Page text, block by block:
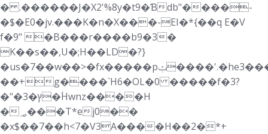
� .������J�X2'%8y�t9�Ɓdb"����-
�$�E0�jv.���K�n�X���-EI�*{��q Ε�V
f�9" �B���r����b9�3�
K��s��,U�;H��LD�?}
�us�7��w��>�fx�����pݑ����'.�he3���
��+g����`H6�OL�0 �����f�3?
�"�ץ�3�ؑHwnz����H
�؃���T*ej0��
�x$��7��h<7�V3A����H��2�*+